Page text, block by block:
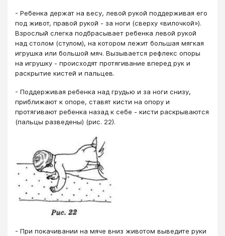
- Ребенка держат на весу, левой рукой поддерживая его
под живот, правой рукой - за ноги (сверху «вилочкой»).
Взрослый слегка подбрасывает ребенка левой рукой
над столом (стулом), на котором лежит большая мягкая
игрушка или большой мяч. Вызывается рефлекс опоры
на игрушку - происходят протягивание вперед рук и
раскрытие кистей и пальцев.
- Поддерживая ребенка над грудью и за ноги снизу,
приближают к опоре, ставят кисти на опору и
протягивают ребенка назад к себе - кисти раскрываются
(пальцы разведены) (рис. 22).
- При покачивании на мяче вниз животом выведите руки